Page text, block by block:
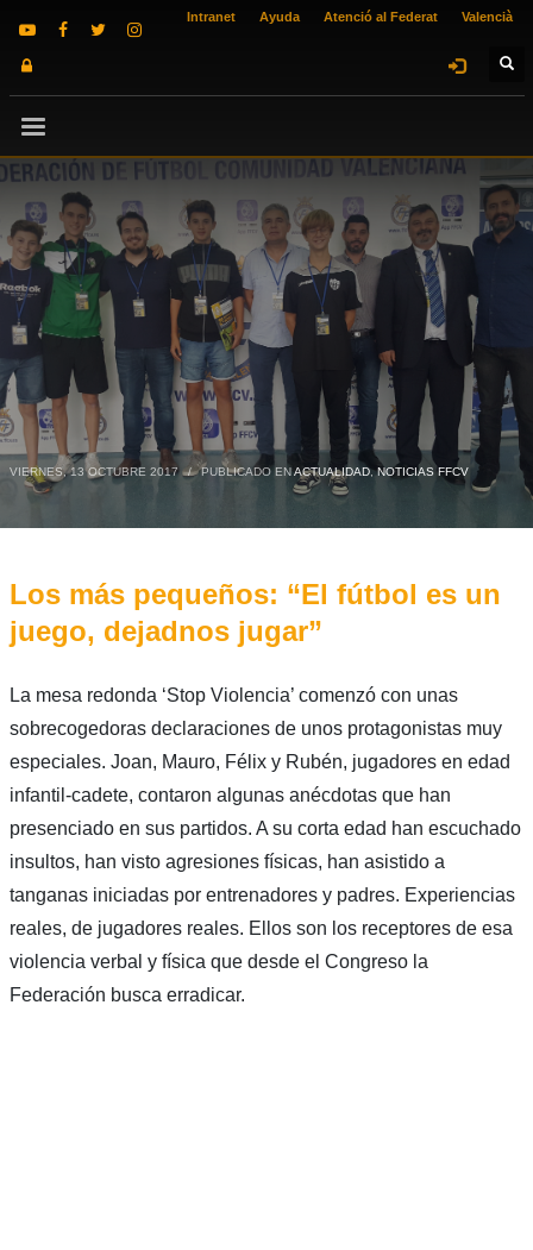
Intranet Ayuda Atenció al Federat Valencià
VIERNES, 13 OCTUBRE 2017 / PUBLICADO ENACTUALIDAD,NOTICIAS FFCV
Los más pequeños: “El fútbol es un
juego, dejadnos jugar”
La mesa redonda ‘Stop Violencia’ comenzó con unas
sobrecogedoras declaraciones de unos protagonistas muy
especiales. Joan, Mauro, Félix y Rubén, jugadores en edad
infantil-cadete, contaron algunas anécdotas que han
presenciado en sus partidos. A su corta edad han escuchado
insultos, han visto agresiones físicas, han asistido a
tanganas iniciadas por entrenadores y padres. Experiencias
reales, de jugadores reales. Ellos son los receptores de esa
violencia verbal y física que desde el Congreso la
Federación busca erradicar.